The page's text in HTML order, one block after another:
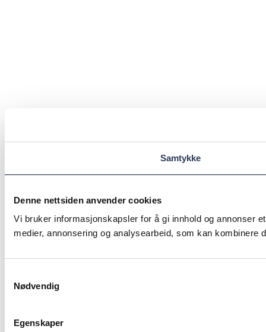
Samtykke
Denne nettsiden anvender cookies
Vi bruker informasjonskapsler for å gi innhold og annonser
medier, annonsering og analysearbeid, som kan
Nødvendig
Egenskaper